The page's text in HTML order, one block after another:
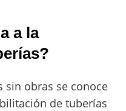
a la
sin obras se conoce
de tuberías